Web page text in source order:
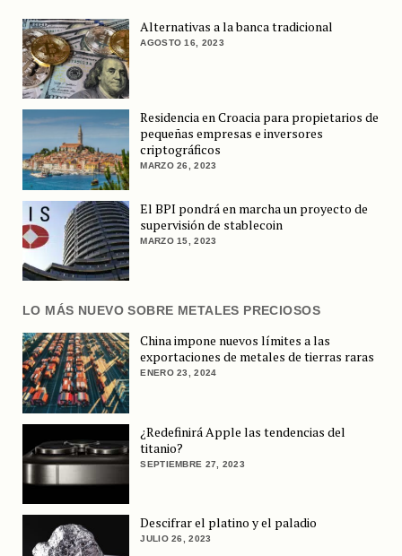
Alternativas a la banca tradicional
AGOSTO 16, 2023
Residencia en Croacia para propietarios de
pequeñas empresas e inversores
criptográficos
MARZO 26, 2023
El BPI pondrá en marcha un proyecto de
supervisión de stablecoin
MARZO 15, 2023
LO MÁS NUEVO SOBRE METALES PRECIOSOS
China impone nuevos límites a las
exportaciones de metales de tierras raras
ENERO 23, 2024
¿Redefinirá Apple las tendencias del
titanio?
SEPTIEMBRE 27, 2023
Descifrar el platino y el paladio
JULIO 26, 2023